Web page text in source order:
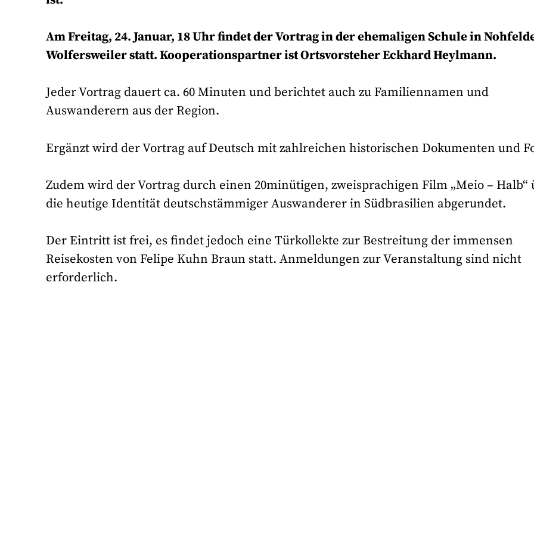
Am Freitag, 24. Januar, 18 Uhr findet der Vortrag in der ehemaligen Schule in
Wolfersweiler statt. Kooperationspartner ist Ortsvorsteher Eckhard Heylmann.
Jeder Vortrag dauert ca. 60 Minuten und berichtet auch zu Familiennamen und
Auswanderern aus der Region.
Ergänzt wird der Vortrag auf Deutsch mit zahlreichen historischen Dokumenten und
Zudem wird der Vortrag durch einen 20minütigen, zweisprachigen Film „Meio – Halb“
die heutige Identität deutschstämmiger Auswanderer in Südbrasilien abgerundet.
Der Eintritt ist frei, es findet jedoch eine Türkollekte zur Bestreitung der immensen
Reisekosten von Felipe Kuhn Braun statt. Anmeldungen zur Veranstaltung sind nicht
erforderlich.